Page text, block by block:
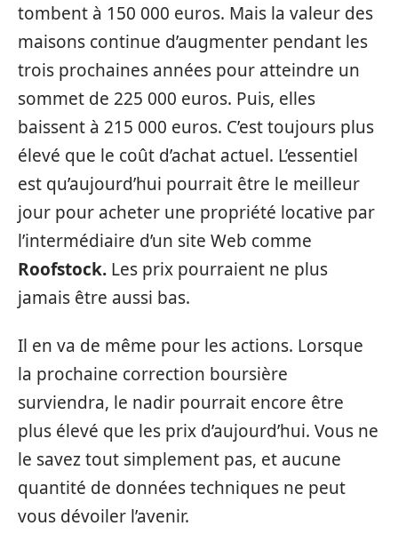
tombent à 150 000 euros. Mais la valeur des
maisons continue d’augmenter pendant les
trois prochaines années pour atteindre un
sommet de 225 000 euros. Puis, elles
baissent à 215 000 euros. C’est toujours plus
élevé que le coût d’achat actuel. L’essentiel
est qu’aujourd’hui pourrait être le meilleur
jour pour acheter une propriété locative par
l’intermédiaire d’un site Web comme
Roofstock. Les prix pourraient ne plus
jamais être aussi bas.
Il en va de même pour les actions. Lorsque
la prochaine correction boursière
surviendra, le nadir pourrait encore être
plus élevé que les prix d’aujourd’hui. Vous ne
le savez tout simplement pas, et aucune
quantité de données techniques ne peut
vous dévoiler l’avenir.